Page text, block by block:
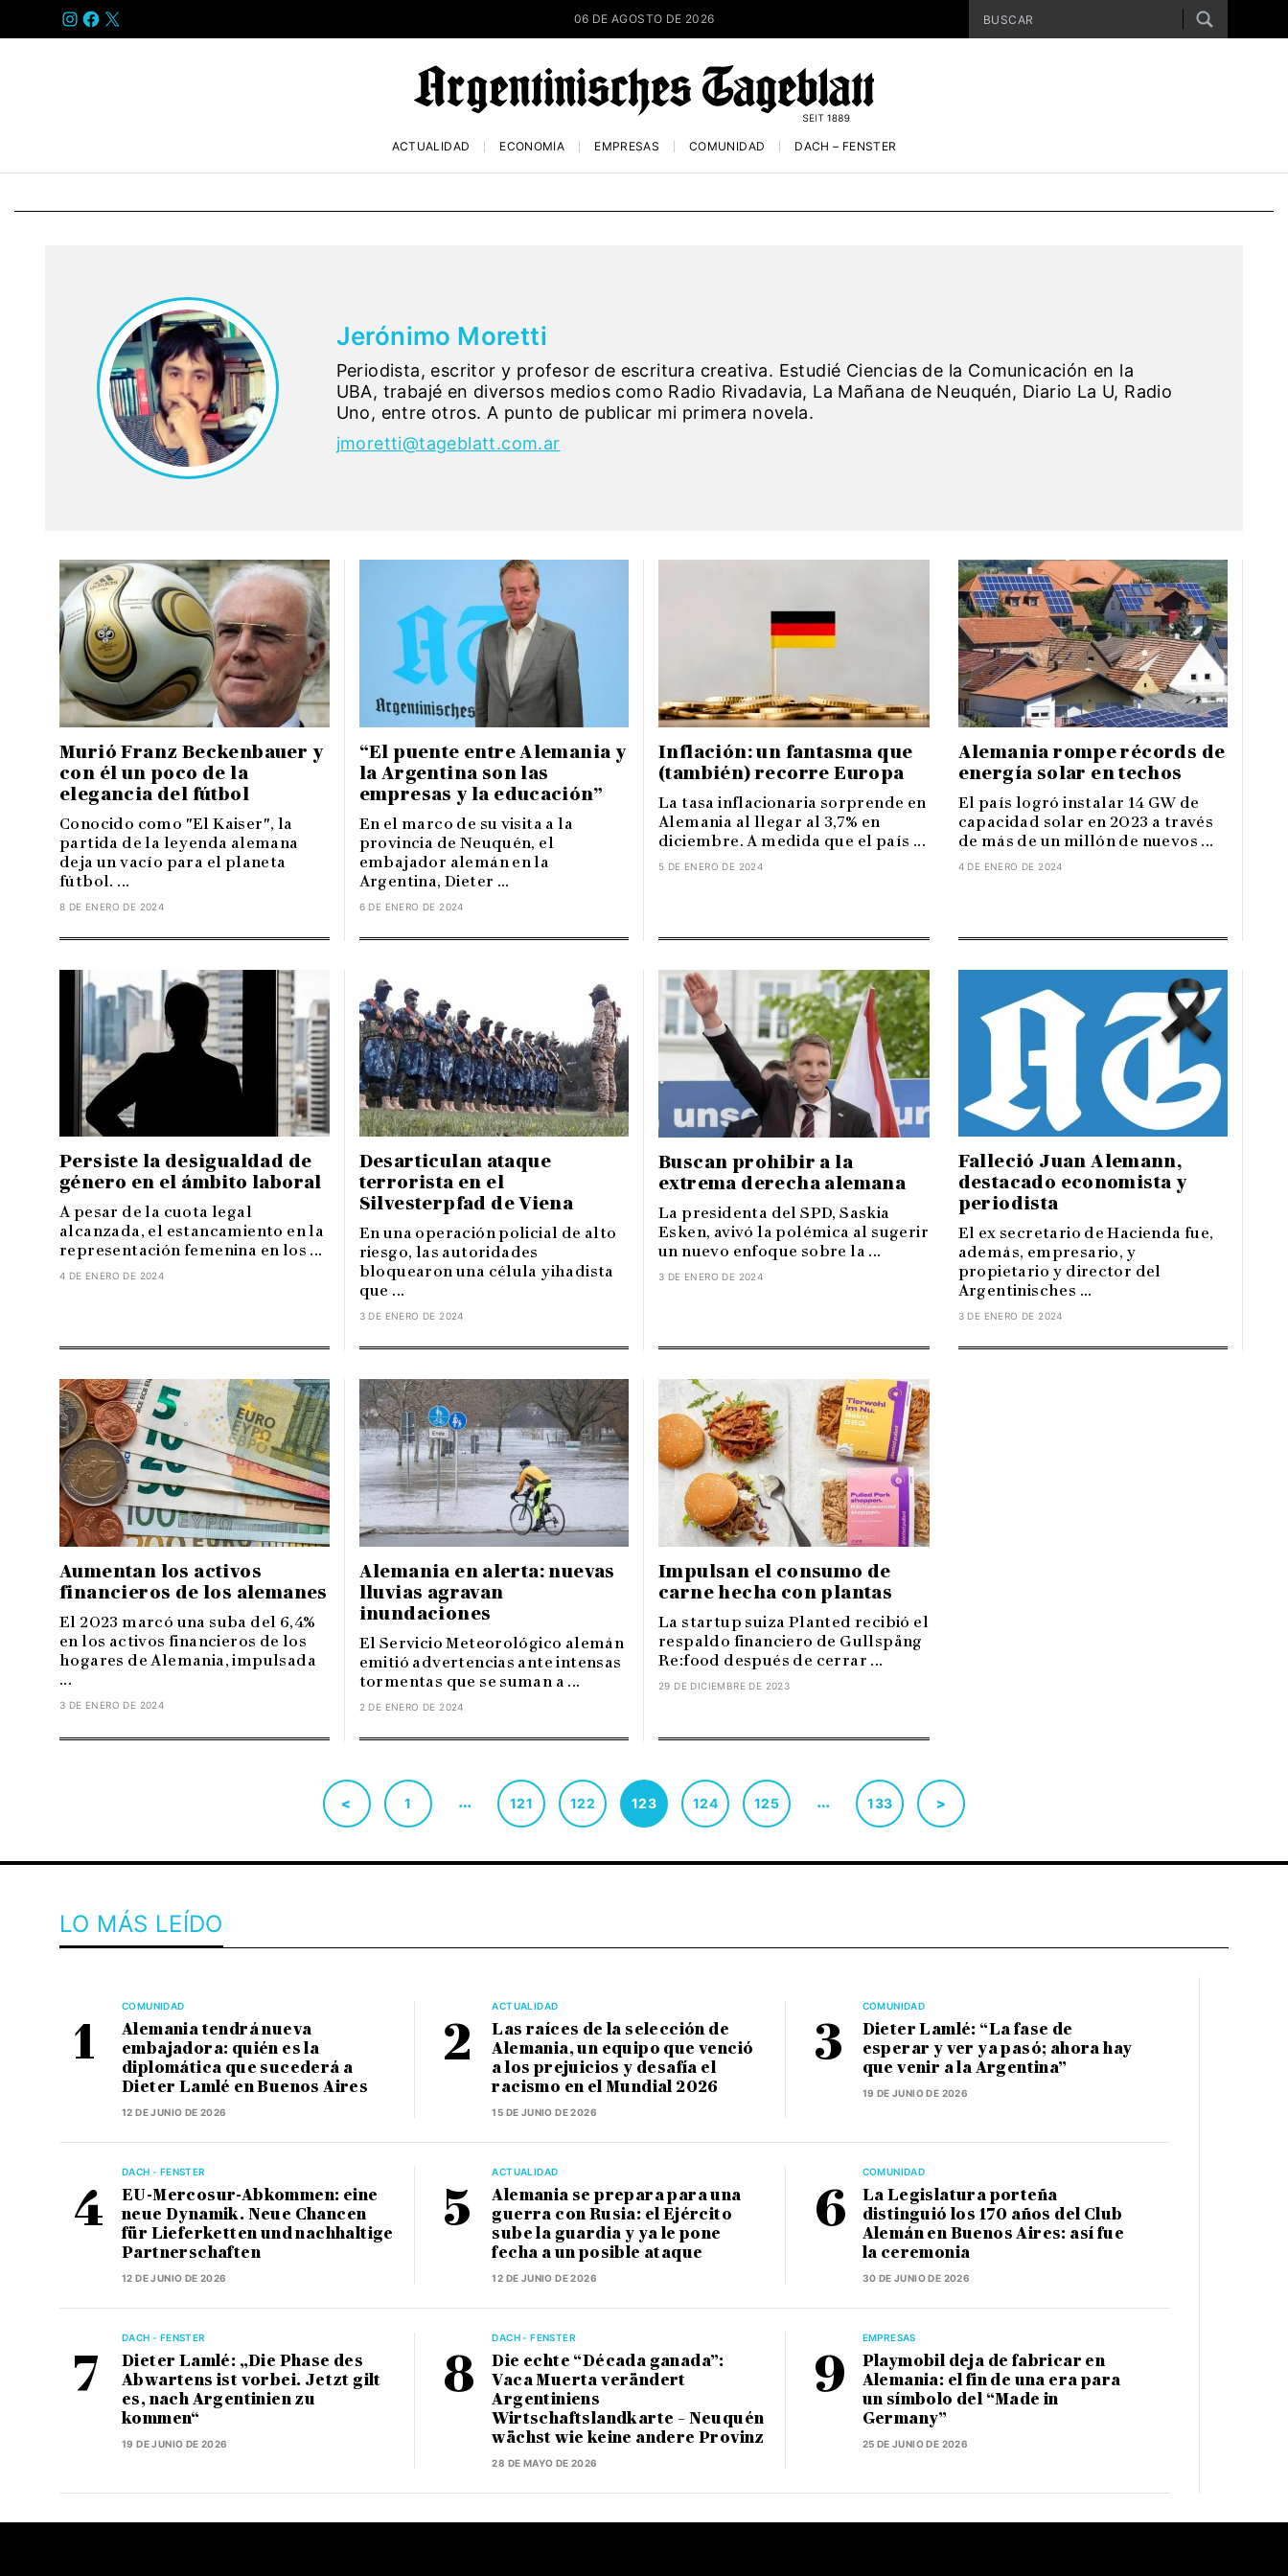
INSTAGRAM
FACEBOOK
X 06 DE AGOSTO DE 2026
ACTUALIDAD ECONOMÍA EMPRESAS COMUNIDAD DACH – FENSTER
Jerónimo Moretti
Periodista, escritor y profesor de escritura creativa. Estudié Ciencias de la Comunicación en la
UBA, trabajé en diversos medios como Radio Rivadavia, La Mañana de Neuquén, Diario La U, Radio
Uno, entre otros. A punto de publicar mi primera novela.
jmoretti@tageblatt.com.ar
Murió Franz Beckenbauer y
con él un poco de la
elegancia del fútbol
Conocido como "El Kaiser", la
partida de la leyenda alemana
deja un vacío para el planeta
fútbol. ...
8 DE ENERO DE 2024
“El puente entre Alemania y
la Argentina son las
empresas y la educación”
En el marco de su visita a la
provincia de Neuquén, el
embajador alemán en la
Argentina, Dieter ...
6 DE ENERO DE 2024
Inflación: un fantasma que
(también) recorre Europa
La tasa inflacionaria sorprende en
Alemania al llegar al 3,7% en
diciembre. A medida que el país ...
5 DE ENERO DE 2024
Alemania rompe récords de
energía solar en techos
El país logró instalar 14 GW de
capacidad solar en 2023 a través
de más de un millón de nuevos ...
4 DE ENERO DE 2024
Persiste la desigualdad de
género en el ámbito laboral
A pesar de la cuota legal
alcanzada, el estancamiento en la
representación femenina en los ...
4 DE ENERO DE 2024
Desarticulan ataque
terrorista en el
Silvesterpfad de Viena
En una operación policial de alto
riesgo, las autoridades
bloquearon una célula yihadista
que ...
3 DE ENERO DE 2024
Buscan prohibir a la
extrema derecha alemana
La presidenta del SPD, Saskia
Esken, avivó la polémica al sugerir
un nuevo enfoque sobre la ...
3 DE ENERO DE 2024
Falleció Juan Alemann,
destacado economista y
periodista
El ex secretario de Hacienda fue,
además, empresario, y
propietario y director del
Argentinisches ...
3 DE ENERO DE 2024
Aumentan los activos
financieros de los alemanes
El 2023 marcó una suba del 6,4%
en los activos financieros de los
hogares de Alemania, impulsada
...
3 DE ENERO DE 2024
Alemania en alerta: nuevas
lluvias agravan
inundaciones
El Servicio Meteorológico alemán
emitió advertencias ante intensas
tormentas que se suman a ...
2 DE ENERO DE 2024
Impulsan el consumo de
carne hecha con plantas
La startup suiza Planted recibió el
respaldo financiero de Gullspång
Re:food después de cerrar ...
29 DE DICIEMBRE DE 2023
< 1 … 121 122 123 124 125 … 133 >
LO MÁS LEÍDO
COMUNIDAD
Alemania tendrá nueva
embajadora: quién es la
diplomática que sucederá a
Dieter Lamlé en Buenos Aires
12 DE JUNIO DE 2026
ACTUALIDAD
Las raíces de la selección de
Alemania, un equipo que venció
a los prejuicios y desafía el
racismo en el Mundial 2026
15 DE JUNIO DE 2026
COMUNIDAD
Dieter Lamlé: “La fase de
esperar y ver ya pasó; ahora hay
que venir a la Argentina”
19 DE JUNIO DE 2026
DACH - FENSTER
EU-Mercosur-Abkommen: eine
neue Dynamik. Neue Chancen
für Lieferketten und nachhaltige
Partnerschaften
12 DE JUNIO DE 2026
ACTUALIDAD
Alemania se prepara para una
guerra con Rusia: el Ejército
sube la guardia y ya le pone
fecha a un posible ataque
12 DE JUNIO DE 2026
COMUNIDAD
La Legislatura porteña
distinguió los 170 años del Club
Alemán en Buenos Aires: así fue
la ceremonia
30 DE JUNIO DE 2026
DACH - FENSTER
Dieter Lamlé: „Die Phase des
Abwartens ist vorbei. Jetzt gilt
es, nach Argentinien zu
kommen“
19 DE JUNIO DE 2026
DACH - FENSTER
Die echte “Década ganada”:
Vaca Muerta verändert
Argentiniens
Wirtschaftslandkarte – Neuquén
wächst wie keine andere Provinz
28 DE MAYO DE 2026
EMPRESAS
Playmobil deja de fabricar en
Alemania: el fin de una era para
un símbolo del “Made in
Germany”
25 DE JUNIO DE 2026